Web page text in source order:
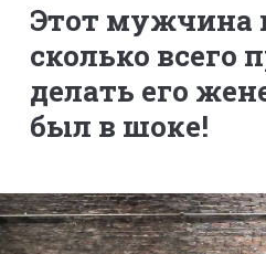
Этот мужчина
сколько всего
делать его
был в шоке!